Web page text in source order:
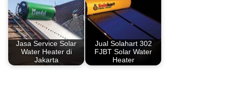
Jasa Service Solar
Water Heater di
Jakarta
Jual Solahart 302
FJBT Solar Water
Heater